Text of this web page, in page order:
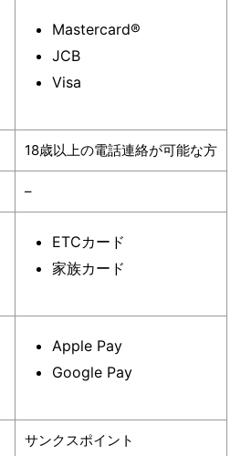
Mastercard®
JCB
Visa
18歳以上の電話連絡が可能な方
–
ETCカード
家族カード
Apple Pay
Google Pay
サンクスポイント